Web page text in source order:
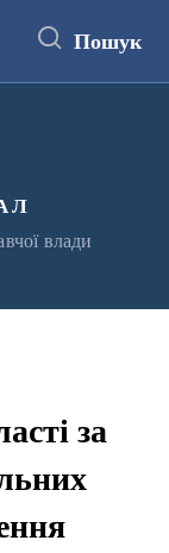
Пошук
влади
за